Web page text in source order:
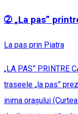
➁ „La pas”
La pas prin Piatra
„LA PAS” PRINTRE
traseele „la pas”
inima orașului